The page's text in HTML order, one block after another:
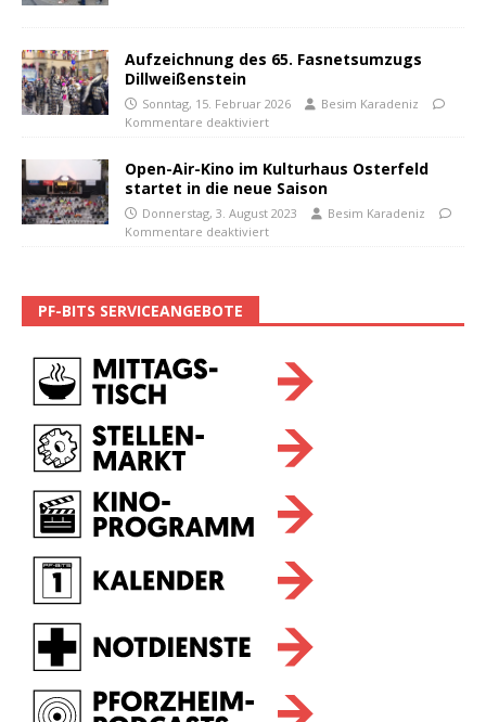
Aufzeichnung des 65. Fasnetsumzugs
Dillweißenstein
Sonntag, 15. Februar 2026
Besim Karadeniz
Kommentare deaktiviert
Open-Air-Kino im Kulturhaus Osterfeld
startet in die neue Saison
Donnerstag, 3. August 2023
Besim Karadeniz
Kommentare deaktiviert
PF-BITS SERVICEANGEBOTE